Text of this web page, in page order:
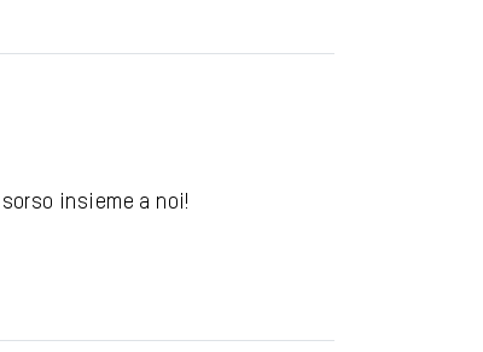
insieme a noi!